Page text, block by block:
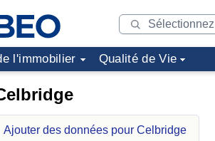
l'immobilier Qualité de Vie
Ajouter des données pour Celbridge